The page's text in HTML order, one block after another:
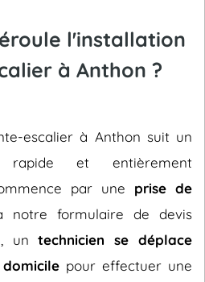
l'installation
à Anthon ?
escalier à Anthon suit un
rapide et entièrement
par une prise de
notre formulaire de devis
untechnicien se déplace
pour effectuer une